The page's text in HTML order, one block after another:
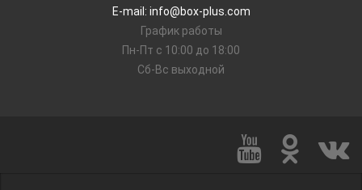
E-mail: info@box-plus.com
График работы
Пн-Пт с 10:00 до 18:00
Сб-Вс выходной